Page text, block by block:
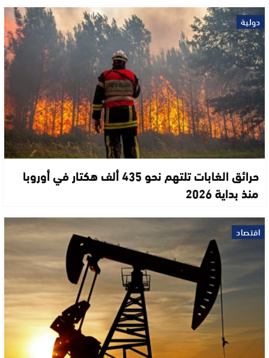
دولية
حرائق الغابات تلتهم نحو 435 ألف هكتار في أوروبا
منذ بداية 2026
اقتصاد